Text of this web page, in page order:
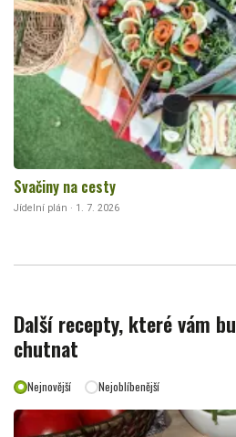
Svačiny na cesty
Jídelní plán · 1. 7. 2026
Další recepty, které vám
chutnat
Nejnovější Nejoblíbenější